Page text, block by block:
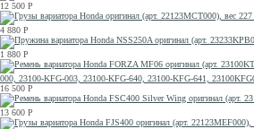
12 500 Р
4 880 Р
1 880 Р
000, 23100-KFG-003, 23100-KFG-640, 23100-KFG-641,
16 500 Р
13 600 Р